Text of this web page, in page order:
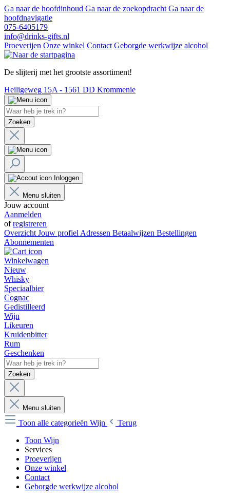
Ga naar de hoofdinhoud Ga naar de zoekopdracht Ga naar de
hoofdnavigatie
075-6405179
info@drinks-gifts.nl
Proeverijen Onze winkel Contact Geborgde werkwijze alcohol
De slijterij met het grootste assortiment!
Heiligeweg 15A - 1561 DD Krommenie
Zoeken
Inloggen
Menu sluiten
Jouw account
Aanmelden
ofregistreren
Overzicht Jouw profiel Adressen Betaalwijzen Bestellingen
Abonnementen
Winkelwagen
Nieuw
Whisky
Speciaalbier
Cognac
Gedistilleerd
Wijn
Likeuren
Kruidenbitter
Rum
Geschenken
Zoeken
Menu sluiten
Toon alle categorieën Wijn
Terug
Toon Wijn
Services
Proeverijen
Onze winkel
Contact
Geborgde werkwijze alcohol